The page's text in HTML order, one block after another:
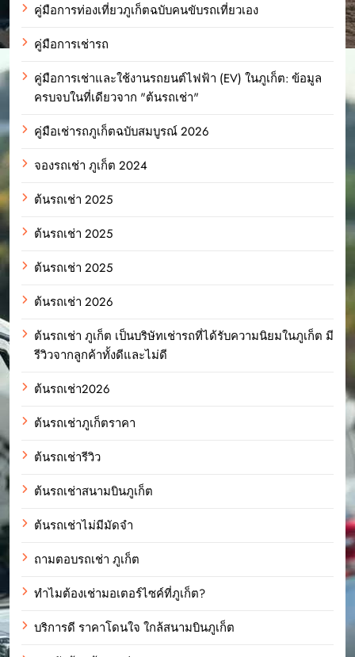
คู่มือการท่องเที่ยวภูเก็ตฉบับคนขับรถเที่ยวเอง
คู่มือการเช่ารถ
คู่มือการเช่าและใช้งานรถยนต์ไฟฟ้า (EV) ในภูเก็ต: ข้อมูล
ครบจบในที่เดียวจาก "ต้นรถเช่า"
คู่มือเช่ารถภูเก็ตฉบับสมบูรณ์ 2026
จองรถเช่า ภูเก็ต 2024
ต้นรถเช่า 2025
ต้นรถเช่า 2025
ต้นรถเช่า 2025
ต้นรถเช่า 2026
ต้นรถเช่า ภูเก็ต เป็นบริษัทเช่ารถที่ได้รับความนิยมในภูเก็ต มี
รีวิวจากลูกค้าทั้งดีและไม่ดี
ต้นรถเช่า2026
ต้นรถเช่าภูเก็ตราคา
ต้นรถเช่ารีวิว
ต้นรถเช่าสนามบินภูเก็ต
ต้นรถเช่าไม่มีมัดจำ
ถามตอบรถเช่า ภูเก็ต
ทำไมต้องเช่ามอเตอร์ไซค์ที่ภูเก็ต?
บริการดี ราคาโดนใจ ใกล้สนามบินภูเก็ต